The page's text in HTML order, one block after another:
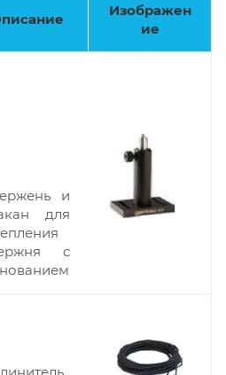
Изображен
ие
и
для
с